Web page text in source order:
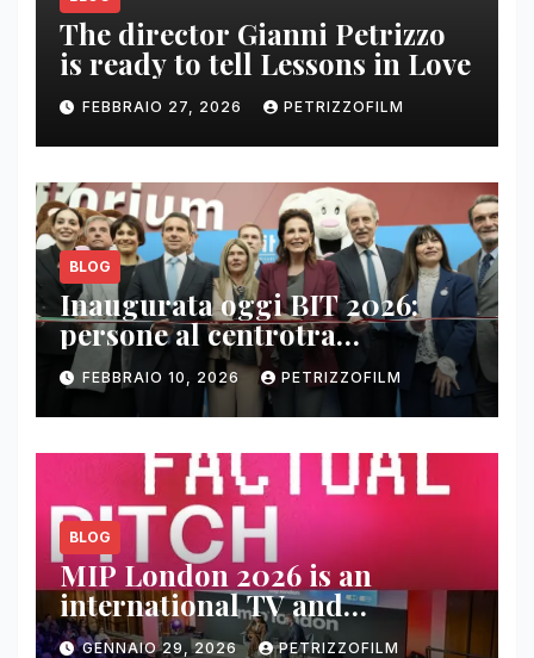
The director Gianni Petrizzo
is ready to tell Lessons in Love
FEBBRAIO 27, 2026 PETRIZZOFILM
BLOG
Inaugurata oggi BIT 2026:
persone al centrotra
contenuti, relazioni e business
FEBBRAIO 10, 2026 PETRIZZOFILM
BLOG
MIP London 2026 is an
international TV and
streaming content market
GENNAIO 29, 2026 PETRIZZOFILM